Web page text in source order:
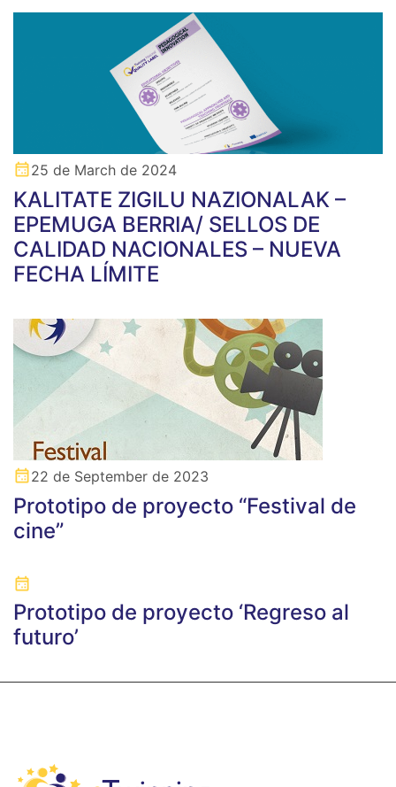
25 de March de 2024
KALITATE ZIGILU NAZIONALAK –
EPEMUGA BERRIA/ SELLOS DE
CALIDAD NACIONALES – NUEVA
FECHA LÍMITE
22 de September de 2023
Prototipo de proyecto “Festival de
cine”
Prototipo de proyecto ‘Regreso al
futuro’